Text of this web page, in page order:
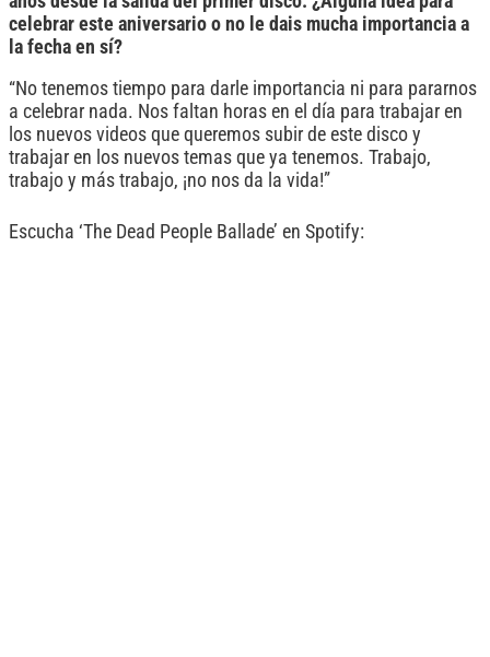
celebrar este aniversario o no le dais mucha importancia a
la fecha en sí?
“No tenemos tiempo para darle importancia ni para pararnos
a celebrar nada. Nos faltan horas en el día para trabajar en
los nuevos videos que queremos subir de este disco y
trabajar en los nuevos temas que ya tenemos. Trabajo,
trabajo y más trabajo, ¡no nos da la vida!”
Escucha ‘The Dead People Ballade’ en Spotify: